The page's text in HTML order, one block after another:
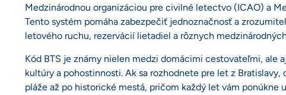
Medzinárodnou organizáciou pre civilné letectvo (ICAO) a
Tento systém pomáha zabezpečiť jednoznačnosť a
letového ruchu, rezervácií lietadiel a rôznych
Kód BTS je známy nielen medzi domácimi cestovateľmi, ale
kultúry a pohostinnosti. Ak sa rozhodnete pre let z
pláže až po historické mestá, pričom každý let vám ponúkne